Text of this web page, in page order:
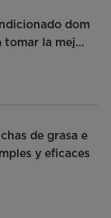
dom
tomar la mejor
de grasa e
y eficaces